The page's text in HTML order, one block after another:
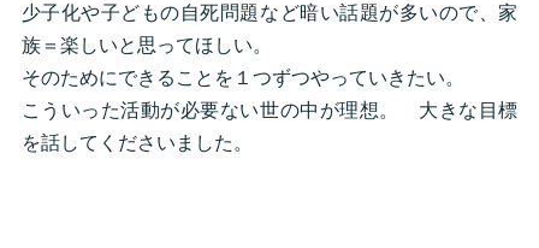
少子化や子どもの自死問題など暗い話題が多いので、家
族＝楽しいと思ってほしい。
そのためにできることを１つずつやっていきたい。
こういった活動が必要ない世の中が理想。 大きな目標
を話してくださいました。